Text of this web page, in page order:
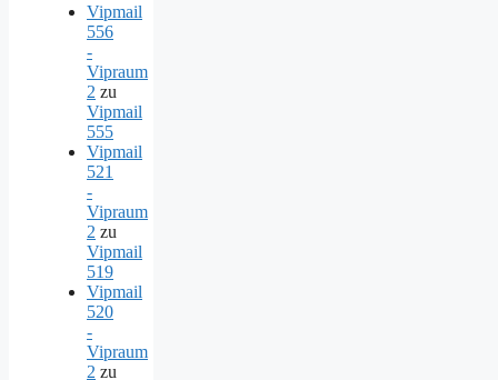
Vipmail
556
-
Vipraum
2 zu
Vipmail
555
Vipmail
521
-
Vipraum
2 zu
Vipmail
519
Vipmail
520
-
Vipraum
2 zu